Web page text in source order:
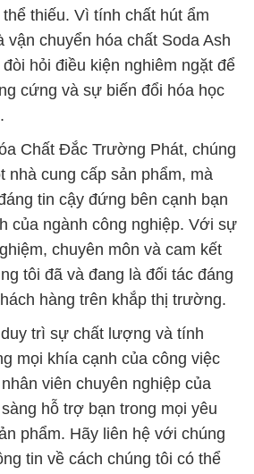
thể thiếu. Vì tính chất hút ẩm
chuyển hóa chất Soda Ash
hỏi điều kiện nghiêm ngặt để
cứng và sự biến đổi hóa học
Chất Đắc Trường Phát, chúng
nhà cung cấp sản phẩm, mà
tin cậy đứng bên cạnh bạn
của ngành công nghiệp. Với sự
chuyên môn và cam kết
tôi đã và đang là đối tác đáng
hàng trên khắp thị trường.
trì sự chất lượng và tính
mọi khía cạnh của công việc
viên chuyên nghiệp của
hỗ trợ bạn trong mọi yêu
phẩm. Hãy liên hệ với chúng
tin về cách chúng tôi có thể